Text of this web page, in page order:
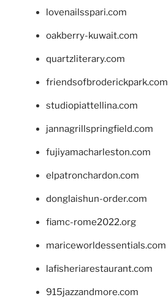
lovenailsspari.com
oakberry-kuwait.com
quartzliterary.com
friendsofbroderickpark.com
studiopiattellina.com
jannagrillspringfield.com
fujiyamacharleston.com
elpatronchardon.com
donglaishun-order.com
fiamc-rome2022.org
mariceworldessentials.com
lafisheriarestaurant.com
915jazzandmore.com